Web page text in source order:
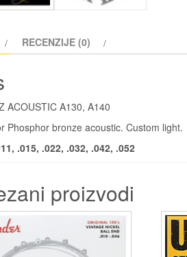
RECENZIJE (0)
ACOUSTIC A130, A140
Phosphor bronze acoustic. Custom light.
.015, .022, .032, .042, .052
proizvodi